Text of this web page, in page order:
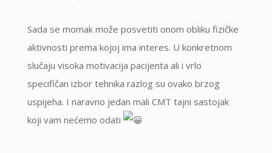
Sada se momak može posvetiti onom obliku fizičke
aktivnosti prema kojoj ima interes. U konkretnom
slučaju visoka motivacija pacijenta ali i vrlo
specifičan izbor tehnika razlog su ovako brzog
uspijeha. I naravno jedan mali CMT tajni sastojak
koji vam nećemo odati